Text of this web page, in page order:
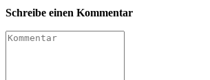
Schreibe einen Kommentar